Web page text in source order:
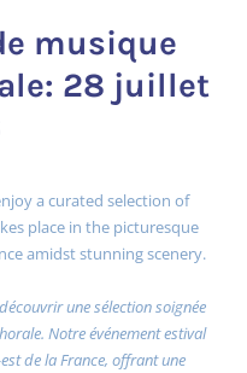
musique
28 juillet
a curated selection of
place in the picturesque
amidst stunning scenery.
une sélection soignée
Notre événement estival
de la France, offrant une